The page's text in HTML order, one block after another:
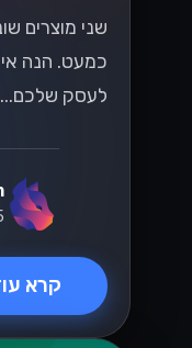
קרא
טכנולוגיה